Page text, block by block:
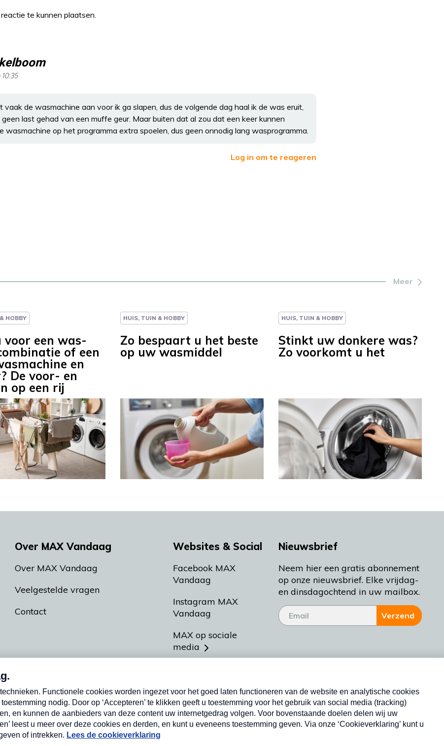
te kunnen plaatsen.
de wasmachine aan voor ik ga slapen, dus de volgende dag haal ik de was eruit,
last gehad van een muffe geur. Maar buiten dat al zou dat een keer kunnen
wasmachine op het programma extra spoelen, dus geen onnodig lang wasprogramma.
Log in om te reageren
Meer
HOBBY
voor een was-
of een
en
De voor- en
op een rij
HUIS, TUIN & HOBBY
Zo bespaart u het beste
op uw wasmiddel
HUIS, TUIN & HOBBY
Stinkt uw donkere was?
Zo voorkomt u het
Over MAX Vandaag
Over MAX Vandaag
Veelgestelde vragen
Contact
Websites & Social
Facebook MAX
Vandaag
Instagram MAX
Vandaag
MAX op sociale
media
Meldpunt Actueel
Heel Holland Bakt
Nieuwsbrief
Neem hier een gratis abonnement
op onze nieuwsbrief. Elke vrijdag-
en dinsdagochtend in uw mailbox.
Verzend
Nieuwsbrief
Neem hier een gratis abonnement op onze